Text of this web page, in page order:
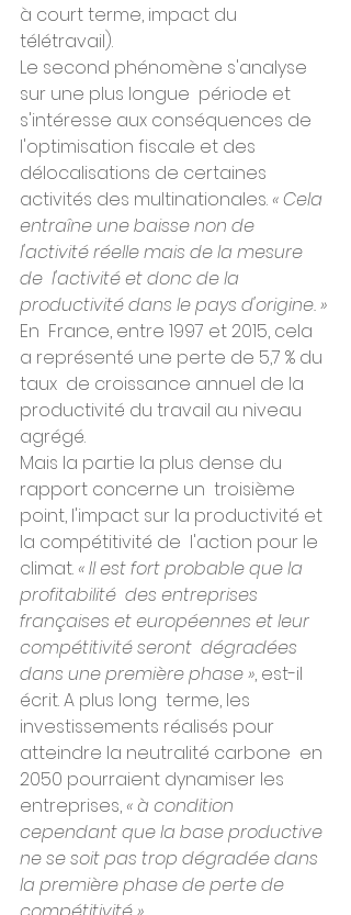
à court terme, impact du
télétravail).
Le second phénomène s'analyse
sur une plus longue  période et
s'intéresse aux conséquences de
l'optimisation fiscale et des
délocalisations de certaines
activités des multinationales. « Cela
entraîne une baisse non de
l'activité réelle mais de la mesure
de  l'activité et donc de la
productivité dans le pays d'origine. »
En  France, entre 1997 et 2015, cela
a représenté une perte de 5,7 % du
taux  de croissance annuel de la
productivité du travail au niveau
agrégé.
Mais la partie la plus dense du
rapport concerne un  troisième
point, l'impact sur la productivité et
la compétitivité de  l'action pour le
climat. « Il est fort probable que la
profitabilité  des entreprises
françaises et européennes et leur
compétitivité seront  dégradées
dans une première phase », est-il
écrit. A plus long  terme, les
investissements réalisés pour
atteindre la neutralité carbone  en
2050 pourraient dynamiser les
entreprises, « à condition
cependant que la base productive
ne se soit pas trop dégradée dans
la première phase de perte de